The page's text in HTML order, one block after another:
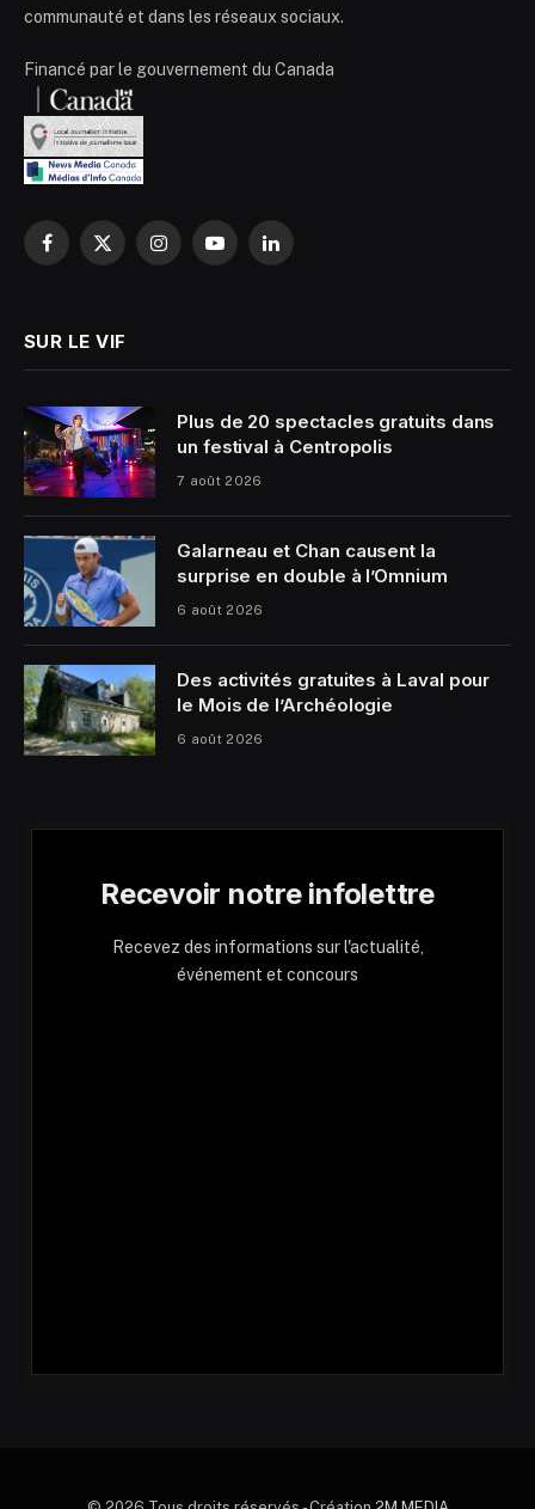
communauté et dans les réseaux sociaux.
Financé par le gouvernement du Canada
Facebook
X
InstagramYouTubeLinkedIn
SUR LE VIF
Plus de 20 spectacles gratuits dans
un festival à Centropolis
7 août 2026
Galarneau et Chan causent la
surprise en double à l’Omnium
6 août 2026
Des activités gratuites à Laval pour
le Mois de l’Archéologie
6 août 2026
Recevoir notre infolettre
Recevez des informations sur l'actualité,
événement et concours